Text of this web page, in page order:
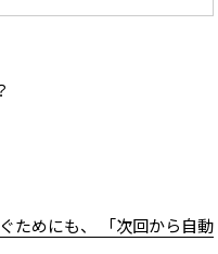
ためにも、 「次回から自動